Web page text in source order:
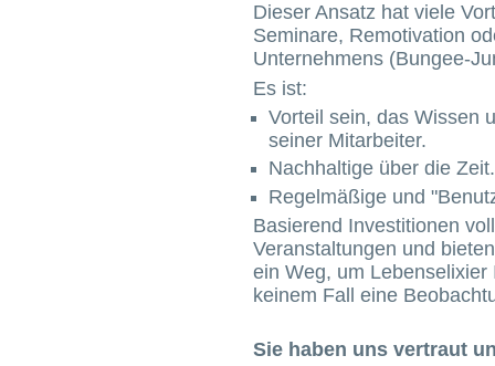
Dieser Ansatz hat viele
Seminare, Remotivation
Unternehmens (Bungee-
Es ist:
Vorteil sein, das Wissen
seiner Mitarbeiter.
Nachhaltige über die Zeit.
Regelmäßige und
Basierend Investitionen
Veranstaltungen und
ein Weg, um
keinem Fall eine
Sie haben uns vertraut